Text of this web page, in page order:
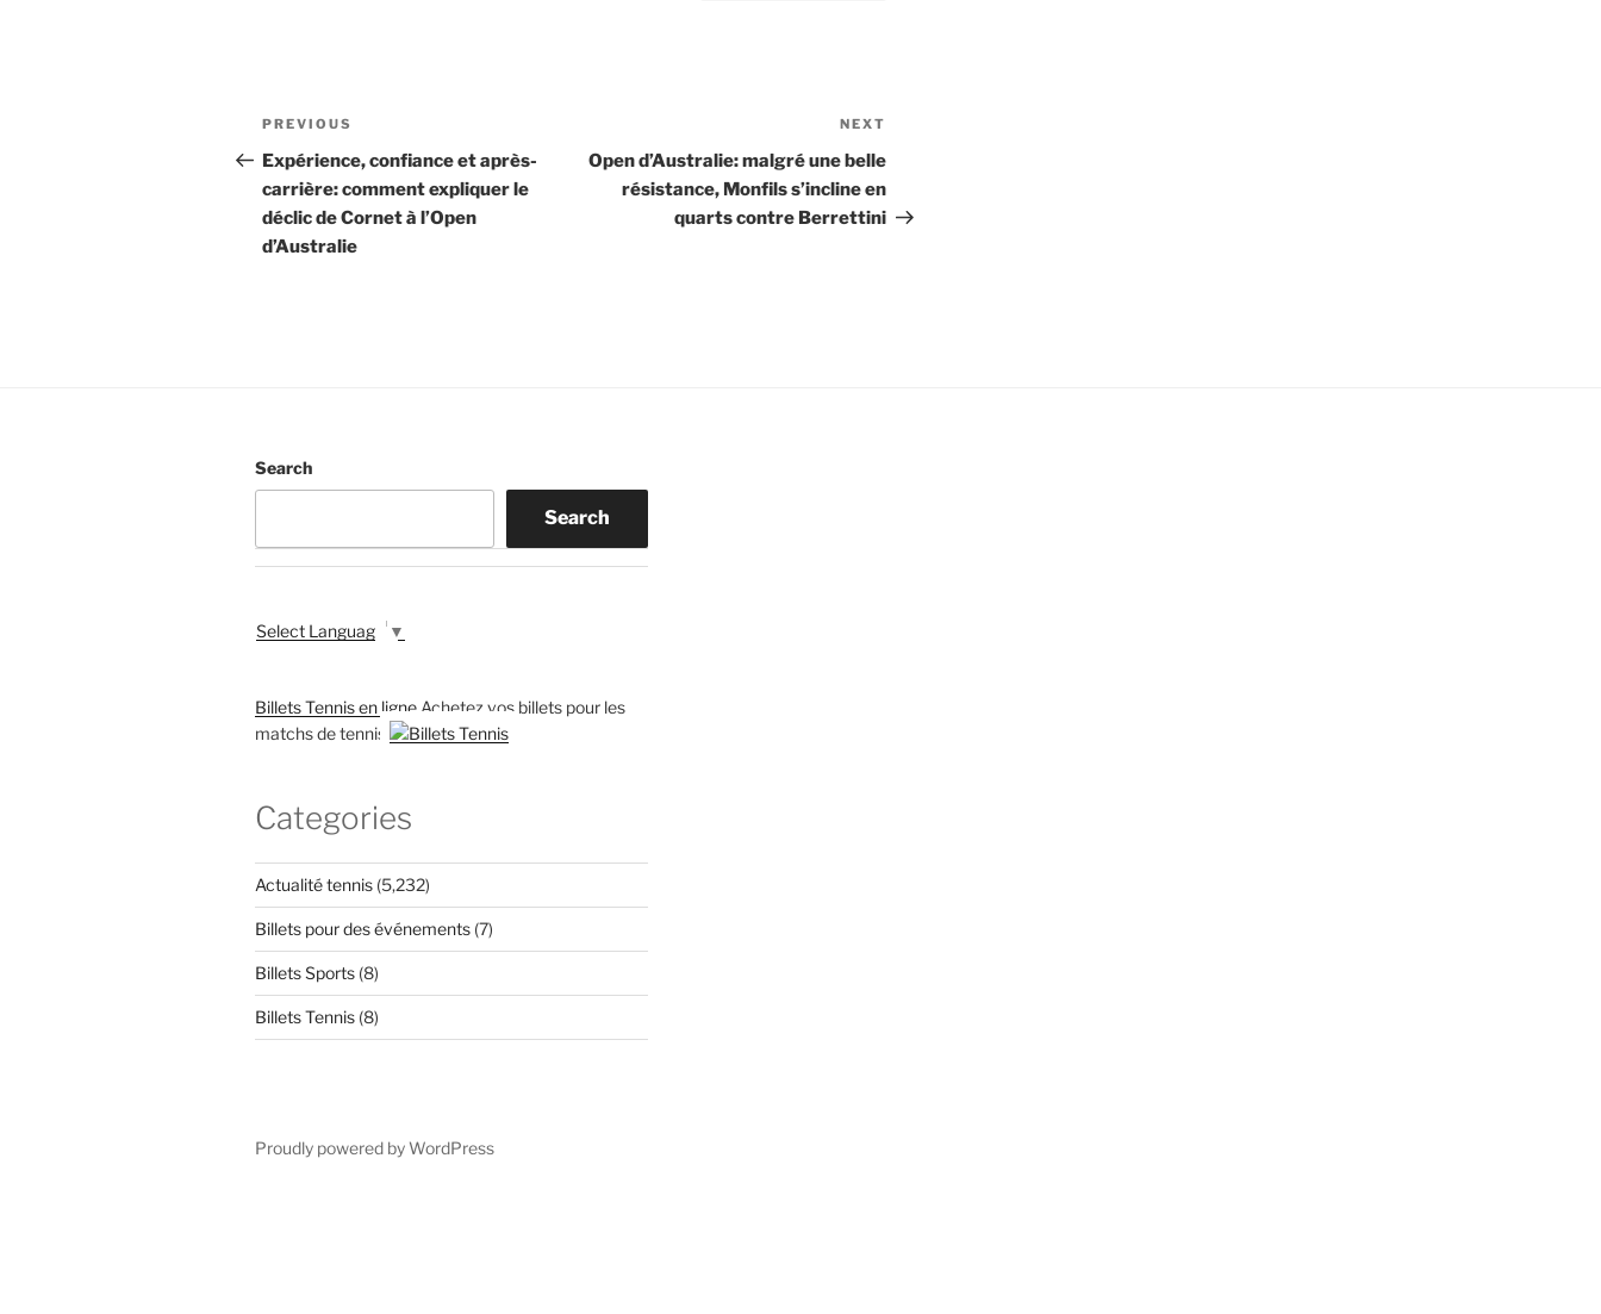
Post
navigation
Previous
Post
PREVIOUS
Expérience, confiance et après-
carrière: comment expliquer le
déclic de Cornet à l’Open
d’Australie
Post
NEXT
Open d’Australie: malgré une belle
résistance, Monfils s’incline en
quarts contre Berrettini
Search
Search
Select Language ▼
Billets Tennis en ligne Achetez vos billets pour les
matchs de tennis
Categories
Actualité tennis (5,232)
Billets pour des événements (7)
Billets Sports (8)
Billets Tennis (8)
Proudly powered by WordPress